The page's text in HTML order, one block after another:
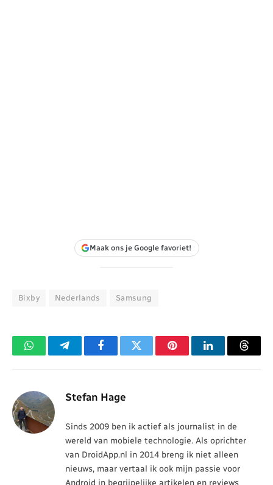
Maak ons je Google favoriet!
Bixby Nederlands Samsung
WhatsAppTelegramFacebookTwitter PinterestLinkedIn
Stefan Hage
Sinds 2009 ben ik actief als journalist in de
wereld van mobiele technologie. Als oprichter
van DroidApp.nl in 2014 breng ik niet alleen
nieuws, maar vertaal ik ook mijn passie voor
Android in begrijpelijke artikelen en reviews